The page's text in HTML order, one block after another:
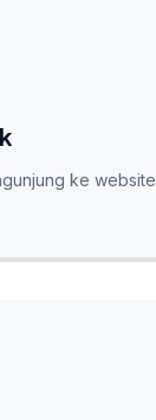
ke website